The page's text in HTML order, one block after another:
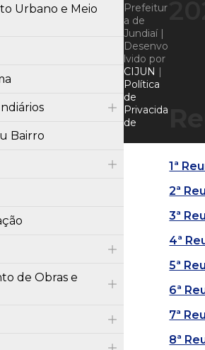
Urbano e Meio
Bairro
de Obras e
1ª
2ª
3ª
4ª
5ª
6ª
7ª
8ª
Prefeitur
a de
Jundiaí |
Desenvo
lvido por
CIJUN |
Política
de
Privacida
de